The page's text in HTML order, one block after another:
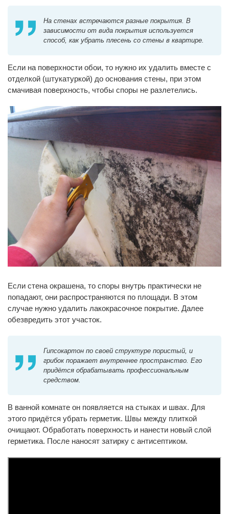
На стенах встречаются разные покрытия. В
зависимости от вида покрытия используется
способ, как убрать плесень со стены в квартире.
Если на поверхности обои, то нужно их удалить вместе с
отделкой (штукатуркой) до основания стены, при этом
смачивая поверхность, чтобы споры не разлетелись.
Если стена окрашена, то споры внутрь практически не
попадают, они распространяются по площади. В этом
случае нужно удалить лакокрасочное покрытие. Далее
обезвредить этот участок.
Гипсокартон по своей структуре пористый, и
грибок поражает внутреннее пространство. Его
придётся обрабатывать профессиональным
средством.
В ванной комнате он появляется на стыках и швах. Для
этого придётся убрать герметик. Швы между плиткой
очищают. Обработать поверхность и нанести новый слой
герметика. После наносят затирку с антисептиком.